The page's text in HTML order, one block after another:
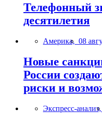
Телефонный
десятилетия
Америка, 08
Новые
России
риски и
Экспресс-анализ,